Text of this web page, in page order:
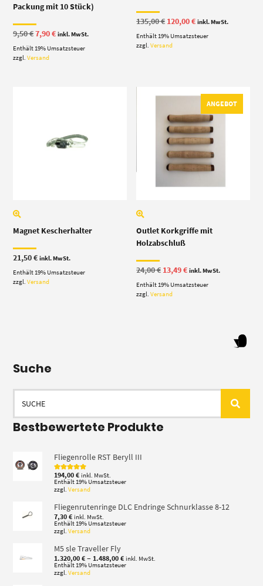
Packung mit 10 Stück)
9,50€Ursprünglicher
Preis
war:
9,50 €
7,90€Aktueller
ist:
inkl. MwSt.
Enthält 19% Umsatzsteuer
zzgl.Versand
135,00€ Ursprünglicher
Preis
war:
135,00 €
120,00€Aktueller
ist:
inkl. MwSt.
Enthält 19% Umsatzsteuer
zzgl.Versand
Magnet Kescherhalter
21,50€ inkl. MwSt.
Enthält 19% Umsatzsteuer
zzgl.Versand
ANGEBOT
Outlet Korkgriffe mit
Holzabschluß
24,00€ Ursprünglicher
Preis
war:
24,00 €
13,49€Aktueller
ist:
inkl. MwSt.
Enthält 19% Umsatzsteuer
zzgl.Versand
Suche
Suchen
nach:
Bestbewertete Produkte
Fliegenrolle RST Beryll III
Bewertet mit
5.00von 5
194,00€ inkl. MwSt.
Enthält 19% Umsatzsteuer
zzgl.Versand
Fliegenrutenringe DLC Endringe Schnurklasse 8-12
7,30€ inkl. MwSt.
Enthält 19% Umsatzsteuer
zzgl.Versand
M5 sle Traveller Fly
1.320,00€ –1.488,00€Preisspanne:
1.320,00 €
inkl. MwSt.
Enthält 19% Umsatzsteuer
zzgl.Versand